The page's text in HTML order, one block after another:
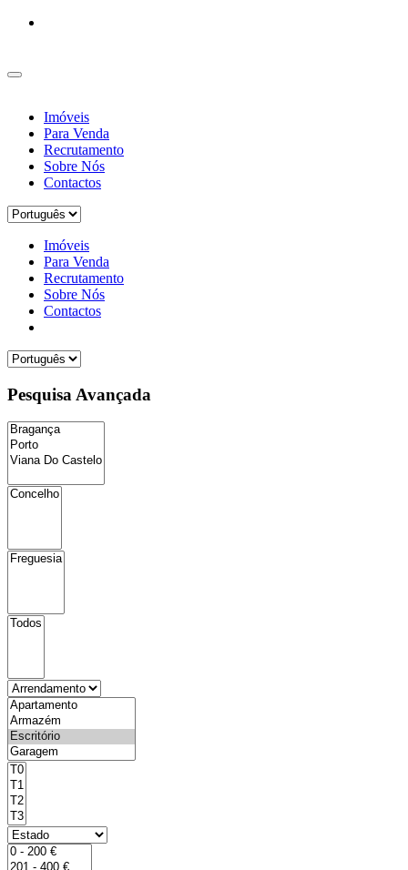
Imóveis
Para Venda
Recrutamento
Sobre Nós
Contactos
Imóveis
Para Venda
Recrutamento
Sobre Nós
Contactos
Pesquisa Avançada